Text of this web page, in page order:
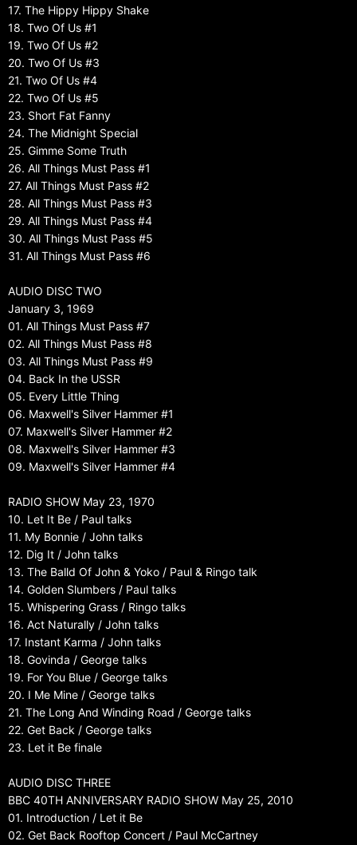
17. The Hippy Hippy Shake
18. Two Of Us #1
19. Two Of Us #2
20. Two Of Us #3
21. Two Of Us #4
22. Two Of Us #5
23. Short Fat Fanny
24. The Midnight Special
25. Gimme Some Truth
26. All Things Must Pass #1
27. All Things Must Pass #2
28. All Things Must Pass #3
29. All Things Must Pass #4
30. All Things Must Pass #5
31. All Things Must Pass #6
AUDIO DISC TWO
January 3, 1969
01. All Things Must Pass #7
02. All Things Must Pass #8
03. All Things Must Pass #9
04. Back In the USSR
05. Every Little Thing
06. Maxwell's Silver Hammer #1
07. Maxwell's Silver Hammer #2
08. Maxwell's Silver Hammer #3
09. Maxwell's Silver Hammer #4
RADIO SHOW May 23, 1970
10. Let It Be / Paul talks
11. My Bonnie / John talks
12. Dig It / John talks
13. The Balld Of John & Yoko / Paul & Ringo talk
14. Golden Slumbers / Paul talks
15. Whispering Grass / Ringo talks
16. Act Naturally / John talks
17. Instant Karma / John talks
18. Govinda / George talks
19. For You Blue / George talks
20. I Me Mine / George talks
21. The Long And Winding Road / George talks
22. Get Back / George talks
23. Let it Be finale
AUDIO DISC THREE
BBC 40TH ANNIVERSARY RADIO SHOW May 25, 2010
01. Introduction / Let it Be
02. Get Back Rooftop Concert / Paul McCartney